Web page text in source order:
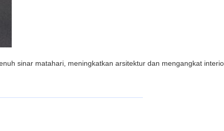
sinar matahari, meningkatkan arsitektur dan mengangkat